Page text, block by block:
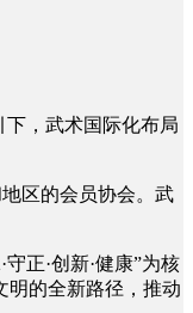
，武术国际化布局
区的会员协会。武
正·创新·健康”为核
明的全新路径，推动